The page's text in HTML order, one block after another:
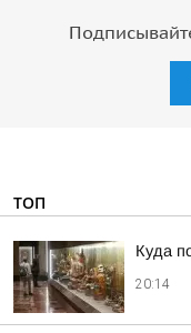
ТОП
Куда
20:14